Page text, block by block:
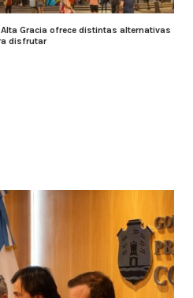
Gracia ofrece distintas alternativas
disfrutar